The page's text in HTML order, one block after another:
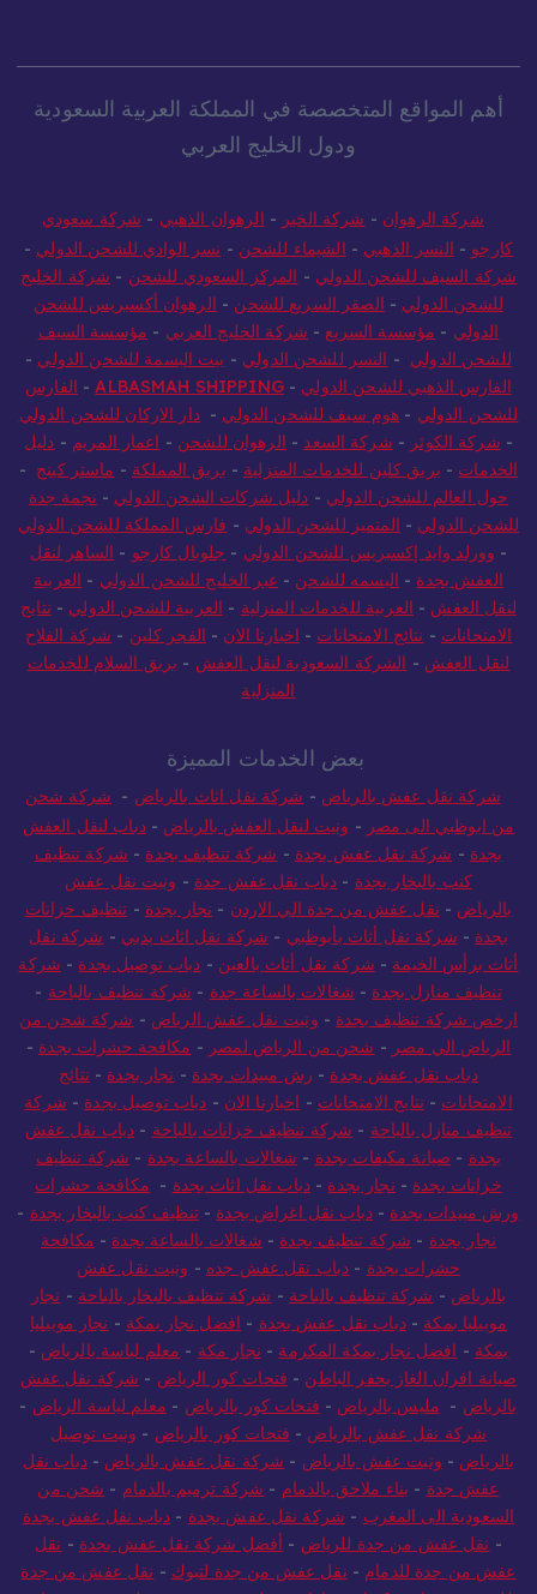
أهم المواقع المتخصصة في المملكة العربية السعودية
ودول الخليج العربي
شركة الرهوان -شركة الخير-الرهوان الذهبي-شركة سعودي
كارجو-النسر الذهبي-الشيماء للشحن -نسر الوادي للشحن الدولي-
شركة السيف للشحن الدولي -المركز السعودي للشحن -شركة الخليج
للشحن الدولي-الصقر السريع للشحن -الرهوان أكسبريس للشحن
الدولي-مؤسسة السريع - شركة الخليج العربي- مؤسسة السيف
للشحن الدولي-النسر للشحن الدولي -بيت البسمة للشحن الدولي-
الفارس الذهبي للشحن الدولي-
ALBASMAH SHIPPING
-الفارس
للشحن الدولي-هوم سيف للشحن الدولي-دار الاركان للشحن الدولي
-شركة الكوثر-شركة السعد-الرهوان للشحن -اعمار المريم -دليل
الخدمات- بريق كلين للخدمات المنزلية- بريق المملكة-ماستر كينج -
حول العالم للشحن الدولي -دليل شركات الشحن الدولي-نجمة جدة
للشحن الدولي-المتميز للشحن الدولي -فارس المملكة للشحن الدولي
- وورلد وايد إكسبريس للشحن الدولي-جلوبال كارجو- الساهر لنقل
العفش بجدة-البسمه للشحن -عبر الخليج للشحن الدولي- العربية
لنقل العفش -العربية للخدمات المنزلية- العربية للشحن الدولي-نتايج
الامتحانات -نتائج الامتحانات- اخبارنا الان - الفجر كلين - شركة الفلاح
لنقل العفش -الشركة السعودية لنقل العفش -بريق السلام للخدمات
المنزلية
بعض الخدمات المميزة
شركة نقل عفش بالرياض -شركة نقل اثاث بالرياض - شركة شحن
من ابوظبي الى مصر-ونيت لنقل العفش بالرياض -دباب لنقل العفش
بجدة -شركة نقل عفش بجدة -شركة تنظيف بجدة- شركة تنظيف
كنب بالبخار بجدة-دباب نقل عفش جدة-ونيت نقل عفش
بالرياض -نقل عفش من جدة الي الاردن - نجار بجدة-تنظيف خزانات
بجدة-شركة نقل أثاث بأبوظبي-شركة نقل اثاث بدبي-شركة نقل
أثاث برأس الخيمة-شركة نقل أثاث بالعين -دباب توصيل بجدة- شركة
تنظيف منازل بجدة-شغالات بالساعة جدة- شركة تنظيف بالباحة-
ارخص شركة تنظيف بجدة-ونيت نقل عفش الرياض -شركة شحن من
الرياض الي مصر-شحن من الرياض لمصر-مكافحة حشرات بجدة-
دباب نقل عفش بجدة- رش مبيدات بجدة-نجار بجدة-نتائج
الامتحانات-نتايج الامتحانات -اخبارنا الان -دباب توصيل بجدة-شركة
تنظيف منازل بالباحة-شركة تنظيف خزانات بالباحة-دباب نقل عفش
بجدة- صيانة مكيفات بجدة-شغالات بالساعة بجدة-شركة تنظيف
خزانات بجدة-نجار بجدة- دباب نقل اثاث بجدة-مكافحة حشرات
ورش مبيدات بجدة-دباب نقل اغراض بجدة-تنظيف كنب بالبخار بجدة-
نجار بجدة-شركة تنظيف بجدة-شغالات بالساعة بجدة-مكافحة
حشرات بجدة-دباب نقل عفش جده -ونيت نقل عفش
بالرياض -شركة تنظيف بالباحة-شركة تنظيف بالبخار بالباحة -نجار
موبيليا بمكة-دباب نقل عفش بجدة- افضل نجار بمكة-نجار موبيليا
بمكة -افضل نجار بمكة المكرمة-نجار مكة-معلم لياسة بالرياض -
صيانة افران الغاز بحفر الباطن -فتحات كور الرياض -شركة نقل عفش
بالرياض - مليس بالرياض -فتحات كور بالرياض - معلم لياسة الرياض -
شركة نقل عفش بالرياض - فتحات كور بالرياض - ونيت توصيل
بالرياض -ونيت عفش بالرياض - شركة نقل عفش بالرياض -دباب نقل
عفش جدة- بناء ملاحق بالدمام -شركة ترميم بالدمام -شحن من
السعودية الى المغرب- شركة نقل عفش بجدة-دباب نقل عفش بجدة
-نقل عفش من جدة للرياض - أفضل شركة نقل عفش بجدة-نقل
عفش من جدة للدمام -نقل عفش من جدة لتبوك -نقل عفش من جدة